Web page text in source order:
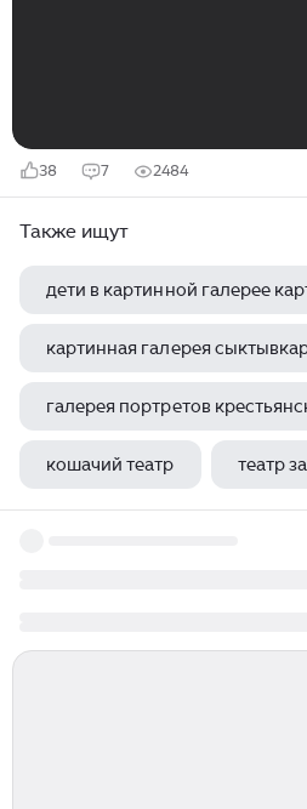
38 7 2484
Также ищут
дети в картинной галерее
картинная галерея
кошачий театр театр